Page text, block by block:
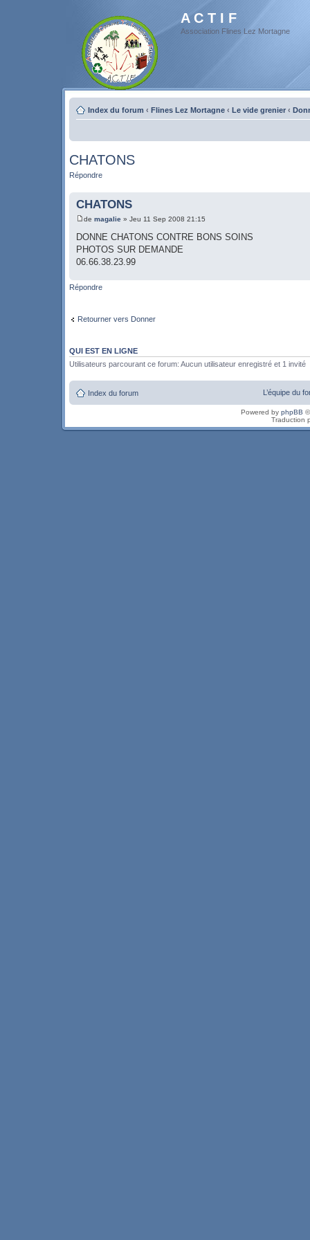
A C T I F
Association Flines Lez Mortagne
Index du forum ‹ Flines Lez Mortagne ‹ Le vide grenier ‹
CHATONS
Répondre
CHATONS
de magalie » Jeu 11 Sep 2008 21:15
DONNE CHATONS CONTRE BONS SOINS
PHOTOS SUR DEMANDE
06.66.38.23.99
Répondre
Retourner vers Donner
QUI EST EN LIGNE
Utilisateurs parcourant ce forum: Aucun utilisateur enregistré et 1 invité
Index du forum L’équipe du
Powered by phpBB
Traduction